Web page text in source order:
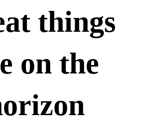
things
on the